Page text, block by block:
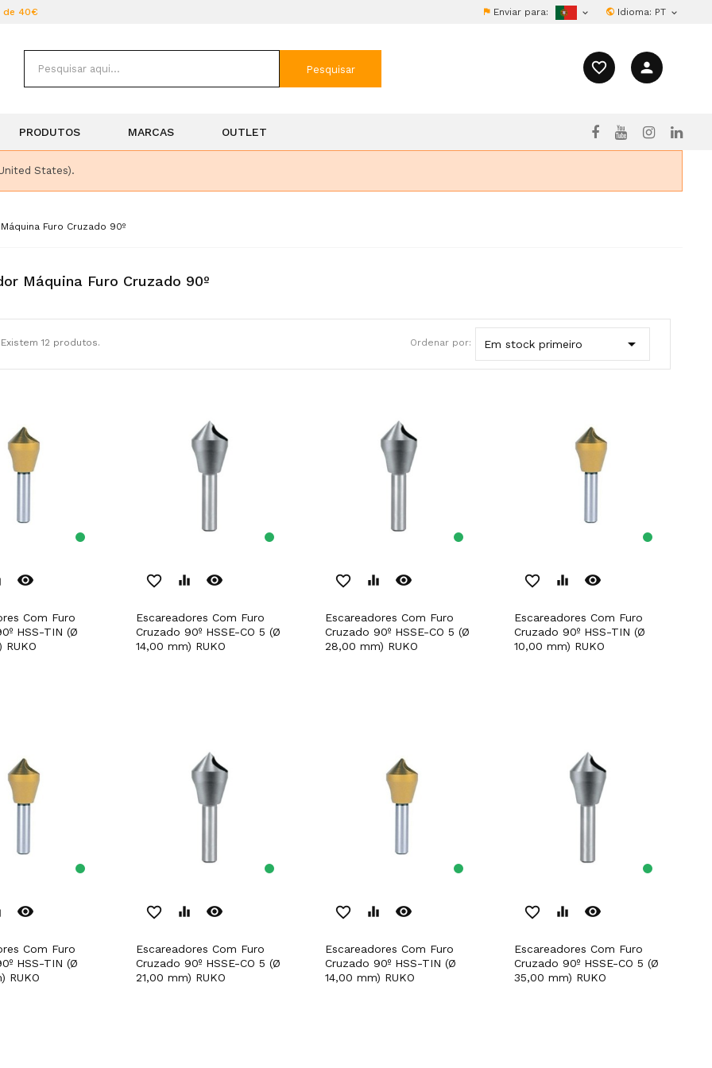
de 40€ Enviar para:  Idioma: PT 
favorite_border person
Pesquisar
PRODUTOS MARCAS OUTLET
States).
Furo Cruzado 90º
Máquina Furo Cruzado 90º
Existem 12 produtos. Ordenar por: Em stock primeiro 
remove_red_eye
HSS-TIN (Ø
RUKO
favorite_border equalizer remove_red_eye
Escareadores Com Furo
Cruzado 90º HSSE-CO 5 (Ø
14,00 mm) RUKO
favorite_border equalizer remove_red_eye
Escareadores Com Furo
Cruzado 90º HSSE-CO 5 (Ø
28,00 mm) RUKO
favorite_border equalizer remove_red_eye
Escareadores Com Furo
Cruzado 90º HSS-TIN (Ø
10,00 mm) RUKO
remove_red_eye
HSS-TIN (Ø
RUKO
favorite_border equalizer remove_red_eye
Escareadores Com Furo
Cruzado 90º HSSE-CO 5 (Ø
21,00 mm) RUKO
favorite_border equalizer remove_red_eye
Escareadores Com Furo
Cruzado 90º HSS-TIN (Ø
14,00 mm) RUKO
favorite_border equalizer remove_red_eye
Escareadores Com Furo
Cruzado 90º HSSE-CO 5 (Ø
35,00 mm) RUKO